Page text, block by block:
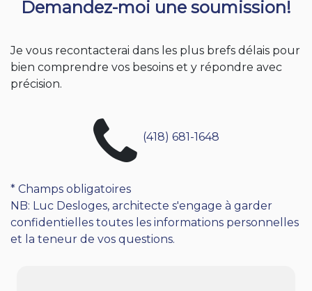
Demandez-moi une soumission!
Je vous recontacterai dans les plus brefs délais pour
bien comprendre vos besoins et y répondre avec
précision.
(418) 681-1648
* Champs obligatoires
NB: Luc Desloges, architecte s'engage à garder
confidentielles toutes les informations personnelles
et la teneur de vos questions.